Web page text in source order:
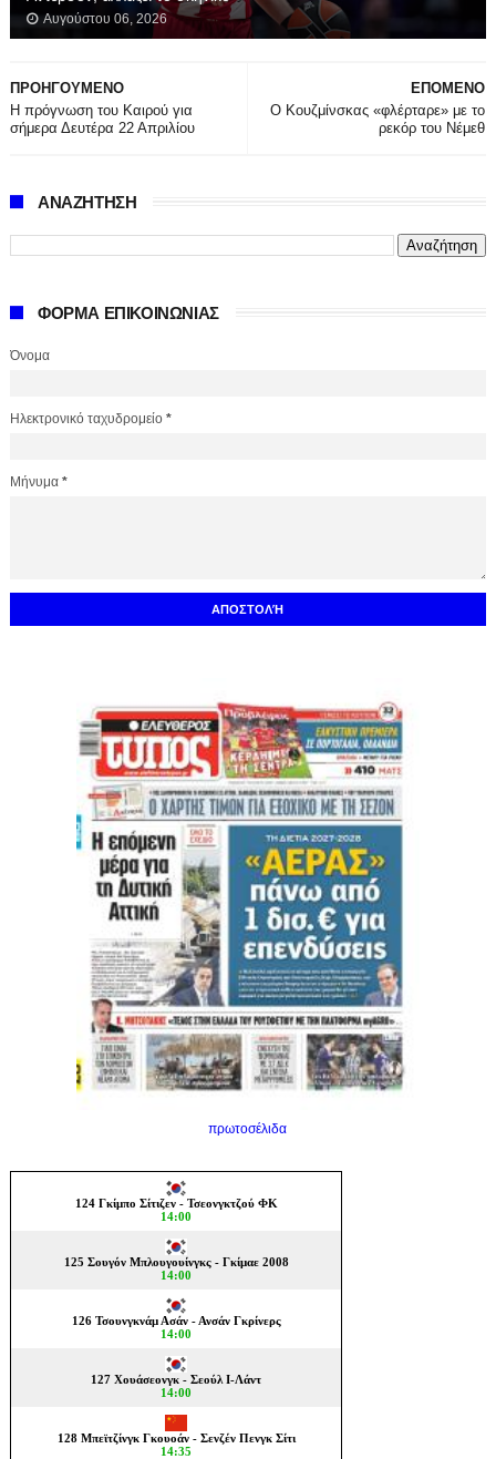
Αυγούστου 06, 2026
ΕΠΟΜΕΝΟ
Ο Κουζμίνσκας «φλέρταρε» με το
ρεκόρ του Νέμεθ
ΠΡΟΗΓΟΥΜΕΝΟ
Η πρόγνωση του Καιρού για
σήμερα Δευτέρα 22 Απριλίου
ΑΝΑΖΗΤΗΣΗ
ΦΟΡΜΑ ΕΠΙΚΟΙΝΩΝΙΑΣ
Όνομα
Ηλεκτρονικό ταχυδρομείο *
Μήνυμα *
πρωτοσέλιδα